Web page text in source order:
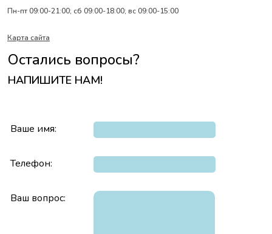
Пн-пт 09:00-21:00; сб 09:00-18:00; вс 09:00-15:00
Карта сайта
Остались вопросы?
НАПИШИТЕ НАМ!
Ваше имя:
Телефон:
Ваш вопрос: